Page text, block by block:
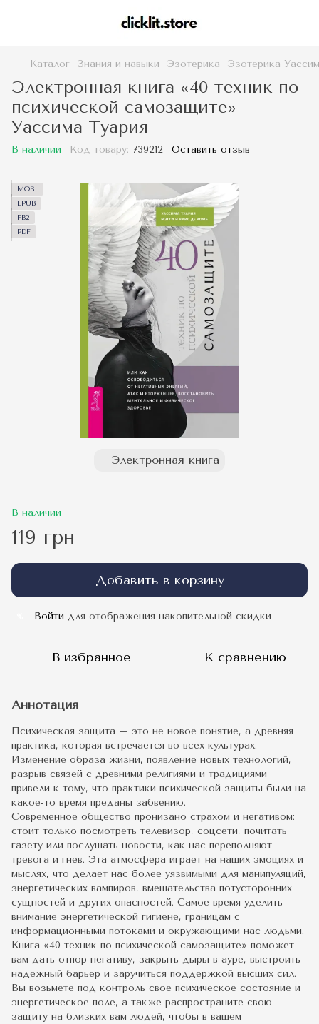
Каталог Знания и навыки Эзотерика Эзотерика
Электронная книга «40 техник по
психической самозащите»
Уассима Туария
В наличии Код товару: 739212 Оставить отзыв
MOBI
EPUB
FB2
PDF
Электронная книга
В наличии
119 грн
Добавить в корзину
Войти для отображения накопительной скидки
В избранное К сравнению
Аннотация
Психическая защита – это не новое понятие, а древняя
практика, которая встречается во всех культурах.
Изменение образа жизни, появление новых технологий,
разрыв связей с древними религиями и традициями
привели к тому, что практики психической защиты были на
какое-то время преданы забвению.
Современное общество пронизано страхом и негативом:
стоит только посмотреть телевизор, соцсети, почитать
газету или послушать новости, как нас переполняют
тревога и гнев. Эта атмосфера играет на наших эмоциях и
мыслях, что делает нас более уязвимыми для манипуляций,
энергетических вампиров, вмешательства потусторонних
сущностей и других опасностей. Самое время уделить
внимание энергетической гигиене, границам с
информационными потоками и окружающими нас людьми.
Книга «40 техник по психической самозащите» поможет
вам дать отпор негативу, закрыть дыры в ауре, выстроить
надежный барьер и заручиться поддержкой высших сил.
Вы возьмете под контроль свое психическое состояние и
энергетическое поле, а также распространите свою
защиту на близких вам людей, чтобы в вашем